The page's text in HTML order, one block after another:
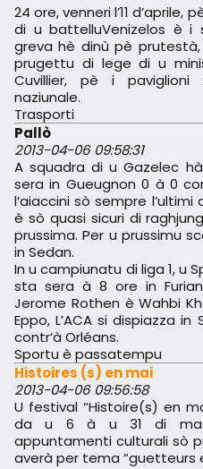
24 ore, venneri l’11
di u battelluVenizelos è i
greva hè dinù pè prutestà,
prugettu di lege di u
Cuvillier, pè i paviglioni
naziunale.
Trasporti
Pallò
2013-04-06 09:58:31
A squadra di u Gazelec
sera in Gueugnon 0 à 0
l’aiaccini sò sempre
è sò quasi sicuri di
prussima. Per u prussimu
in Sedan.
In u campiunatu di liga 1, u
sta sera à 8 ore in
Jerome Rothen è Wahbi
Eppo, L’ACA si dispiazza
contr’à Orléans.
Sportu è passatempu
Histoires (s) en mai
2013-04-06 09:56:58
U festival “Histoire(s) en
da u 6 à u 31 di
appuntamenti culturali sò
averà per tema “guetteurs